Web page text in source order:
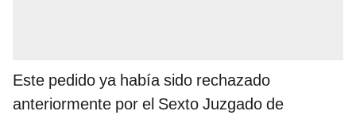
Este pedido ya había sido rechazado
anteriormente por el Sexto Juzgado de